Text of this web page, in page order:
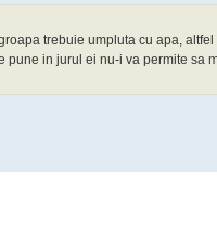
trebuie umpluta cu apa, altfel
pune in jurul ei nu-i va permite sa